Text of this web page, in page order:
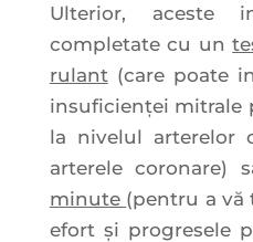
Ulterior, aceste
completate cu un
rulant(care poate
insuficienței mitrale
la nivelul arterelor
arterele coronare)
minute (pentru a vă
efort și progresele